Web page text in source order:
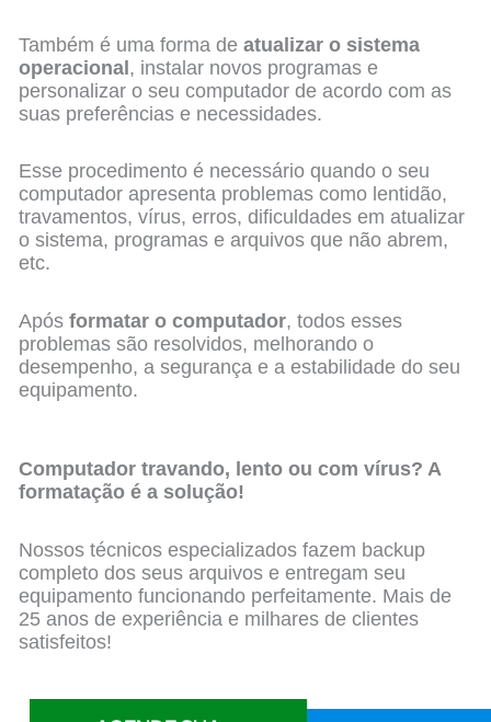
Também é uma forma deatualizar o sistema
operacional, instalar novos programas e
personalizar o seu computador de acordo com as
suas preferências e necessidades.
Esse procedimento é necessário quando o seu
computador apresenta problemas como lentidão,
travamentos, vírus, erros, dificuldades em atualizar
o sistema, programas e arquivos que não abrem,
etc.
Apósformatar o computador, todos esses
problemas são resolvidos, melhorando o
desempenho, a segurança e a estabilidade do seu
equipamento.
Computador travando, lento ou com vírus? A
formatação é a solução!
Nossos técnicos especializados fazem backup
completo dos seus arquivos e entregam seu
equipamento funcionando perfeitamente. Mais de
25 anos de experiência e milhares de clientes
satisfeitos!